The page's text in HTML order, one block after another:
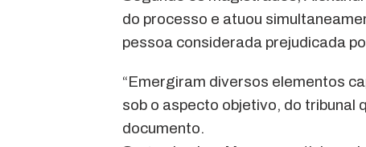
do processo e atuou
pessoa considerada prejudicada
“Emergiram diversos elementos
sob o aspecto objetivo, do tribunal
documento.